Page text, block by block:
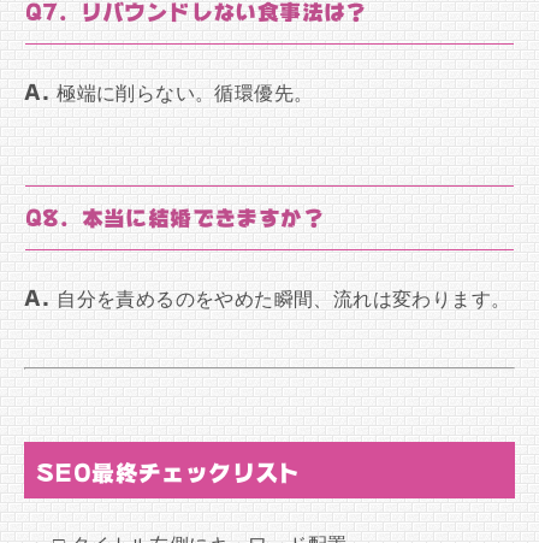
Q7. リバウンドしない食事法は？
A. 極端に削らない。循環優先。
Q8. 本当に結婚できますか？
A. 自分を責めるのをやめた瞬間、流れは変わります。
SEO最終チェックリスト